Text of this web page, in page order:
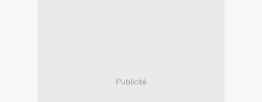
Publicité